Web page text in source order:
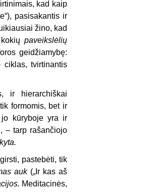
kad kaip
pasisakantis ir
žino, kad
paveikslėlių
geidžiamybę:
ciklas, tvirtinantis
ir hierarchiškai
formomis, bet ir
jo kūryboje yra ir
– tarp rašančiojo
pastebėti, tik
auk („Ir kas aš
Meditacinės,